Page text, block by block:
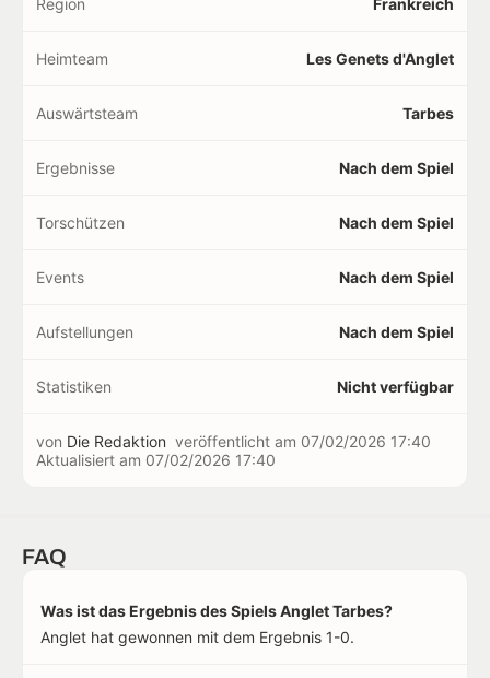
Heimteam Les Genets d'Anglet
Auswärtsteam Tarbes
Ergebnisse Nach dem Spiel
Torschützen Nach dem Spiel
Events Nach dem Spiel
Aufstellungen Nach dem Spiel
Statistiken Nicht verfügbar
von Die Redaktion veröffentlicht am 07/02/2026 17:40
Aktualisiert am 07/02/2026 17:40
FAQ
Was ist das Ergebnis des Spiels Anglet Tarbes?
Anglet hat gewonnen mit dem Ergebnis 1-0.